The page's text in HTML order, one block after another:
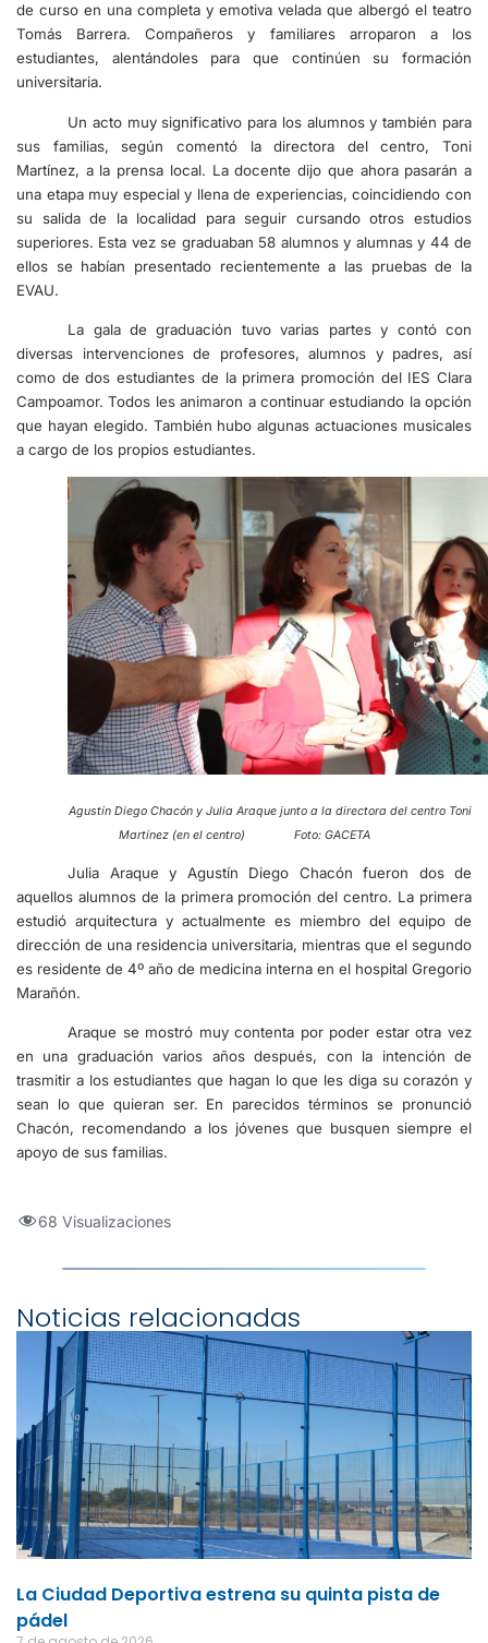
de curso en una completa y emotiva velada que albergó el teatro
Tomás Barrera. Compañeros y familiares arroparon a los
estudiantes, alentándoles para que continúen su formación
universitaria.
Un acto muy significativo para los alumnos y también para
sus familias, según comentó la directora del centro, Toni
Martínez, a la prensa local. La docente dijo que ahora pasarán a
una etapa muy especial y llena de experiencias, coincidiendo con
su salida de la localidad para seguir cursando otros estudios
superiores. Esta vez se graduaban 58 alumnos y alumnas y 44 de
ellos se habían presentado recientemente a las pruebas de la
EVAU.
La gala de graduación tuvo varias partes y contó con
diversas intervenciones de profesores, alumnos y padres, así
como de dos estudiantes de la primera promoción del IES Clara
Campoamor. Todos les animaron a continuar estudiando la opción
que hayan elegido. También hubo algunas actuaciones musicales
a cargo de los propios estudiantes.
Agustín Diego Chacón y Julia Araque junto a la directora del centro Toni
Martínez (en el centro) Foto: GACETA
Julia Araque y Agustín Diego Chacón fueron dos de
aquellos alumnos de la primera promoción del centro. La primera
estudió arquitectura y actualmente es miembro del equipo de
dirección de una residencia universitaria, mientras que el segundo
es residente de 4º año de medicina interna en el hospital Gregorio
Marañón.
Araque se mostró muy contenta por poder estar otra vez
en una graduación varios años después, con la intención de
trasmitir a los estudiantes que hagan lo que les diga su corazón y
sean lo que quieran ser. En parecidos términos se pronunció
Chacón, recomendando a los jóvenes que busquen siempre el
apoyo de sus familias.
68 Visualizaciones
Noticias relacionadas
La Ciudad Deportiva estrena su quinta pista de
pádel